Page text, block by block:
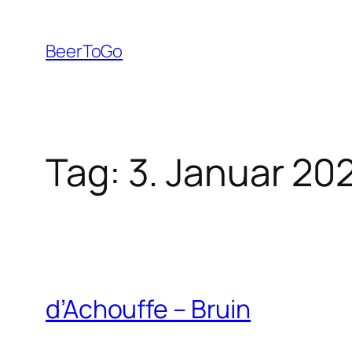
Inhalt
springen
BeerToGo
Tag: 3. Januar
d’Achouffe – Bruin